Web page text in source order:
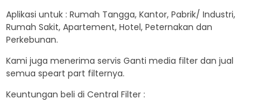
Aplikasi untuk : Rumah Tangga, Kantor, Pabrik/ Industri,
Rumah Sakit, Apartement, Hotel, Peternakan dan
Perkebunan.
Kami juga menerima servis Ganti media filter dan jual
semua speart part filternya.
Keuntungan beli di Central Filter :